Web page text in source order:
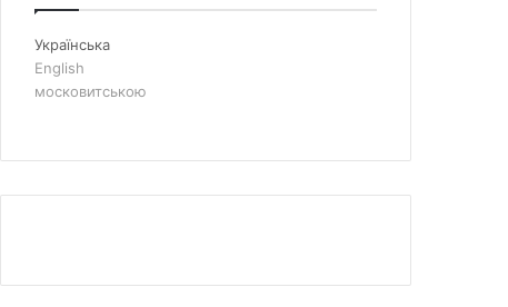
Українська
English
московитською